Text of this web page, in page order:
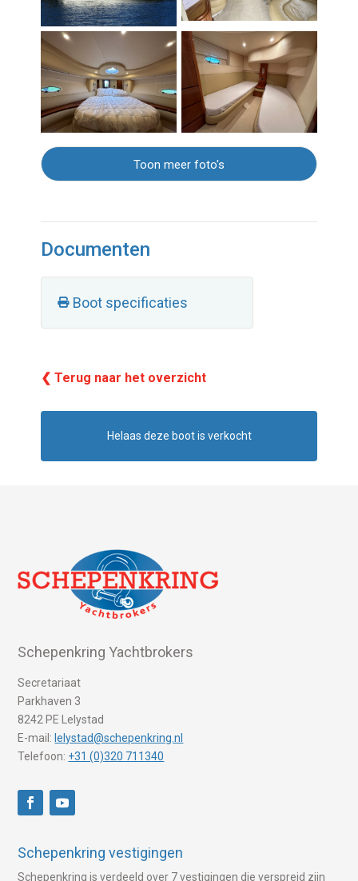
Toon meer foto's
Documenten
Boot specificaties
❮ Terug naar het overzicht
Helaas deze boot is verkocht
Schepenkring Yachtbrokers
Secretariaat
Parkhaven 3
8242 PE Lelystad
E-mail: lelystad@schepenkring.nl
Telefoon: +31 (0)320 711340
Schepenkring vestigingen
Schepenkring is verdeeld over 7 vestigingen die verspreid zijn